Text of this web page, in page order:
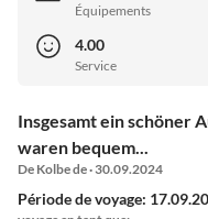
Équipements
4.00
Service
Insgesamt ein schöner
waren bequem...
De Kolbe de · 30.09.2024
Période de voyage: